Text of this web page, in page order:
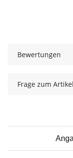
Bewertungen
Frage zum Artikel